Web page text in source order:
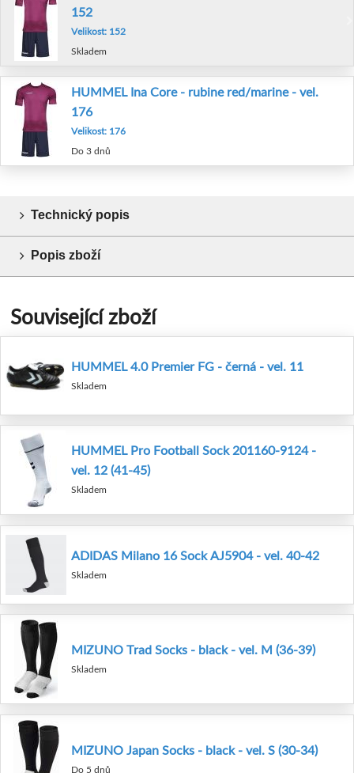
152
Velikost: 152
Skladem
HUMMEL Ina Core - rubine red/marine - vel.
176
Velikost: 176
Do 3 dnů
Technický popis
Popis zboží
Související zboží
HUMMEL 4.0 Premier FG - černá - vel. 11
Skladem
HUMMEL Pro Football Sock 201160-9124 -
vel. 12 (41-45)
Skladem
ADIDAS Milano 16 Sock AJ5904 - vel. 40-42
Skladem
MIZUNO Trad Socks - black - vel. M (36-39)
Skladem
MIZUNO Japan Socks - black - vel. S (30-34)
Do 5 dnů